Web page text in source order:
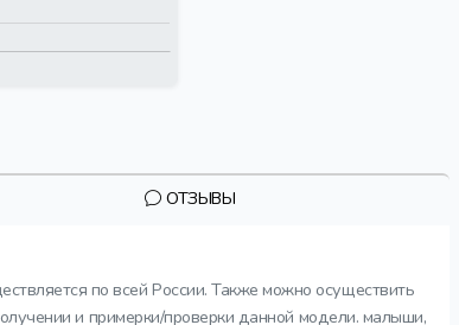
ОТЗЫВЫ
по всей России. Также можно осуществить
и примерки/проверки данной модели. малыши,